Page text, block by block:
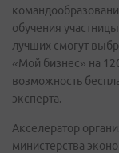
обучения
лучших смогут
«Мой бизнес» на
возможность
эксперта.
Акселератор
министерства